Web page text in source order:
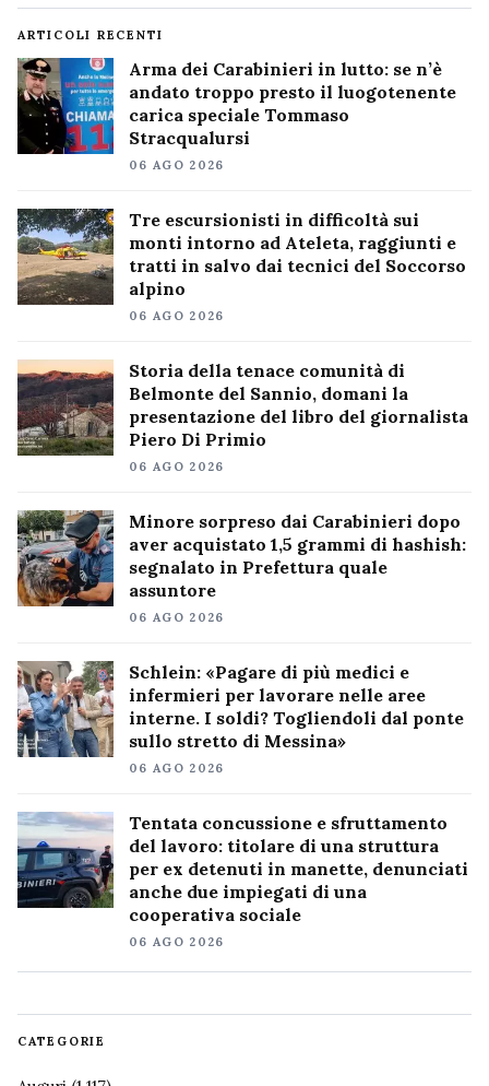
ARTICOLI RECENTI
Arma dei Carabinieri in lutto: se n’è
andato troppo presto il luogotenente
carica speciale Tommaso
Stracqualursi
06 AGO 2026
Tre escursionisti in difficoltà sui
monti intorno ad Ateleta, raggiunti e
tratti in salvo dai tecnici del Soccorso
alpino
06 AGO 2026
Storia della tenace comunità di
Belmonte del Sannio, domani la
presentazione del libro del giornalista
Piero Di Primio
06 AGO 2026
Minore sorpreso dai Carabinieri dopo
aver acquistato 1,5 grammi di hashish:
segnalato in Prefettura quale
assuntore
06 AGO 2026
Schlein: «Pagare di più medici e
infermieri per lavorare nelle aree
interne. I soldi? Togliendoli dal ponte
sullo stretto di Messina»
06 AGO 2026
Tentata concussione e sfruttamento
del lavoro: titolare di una struttura
per ex detenuti in manette, denunciati
anche due impiegati di una
cooperativa sociale
06 AGO 2026
CATEGORIE